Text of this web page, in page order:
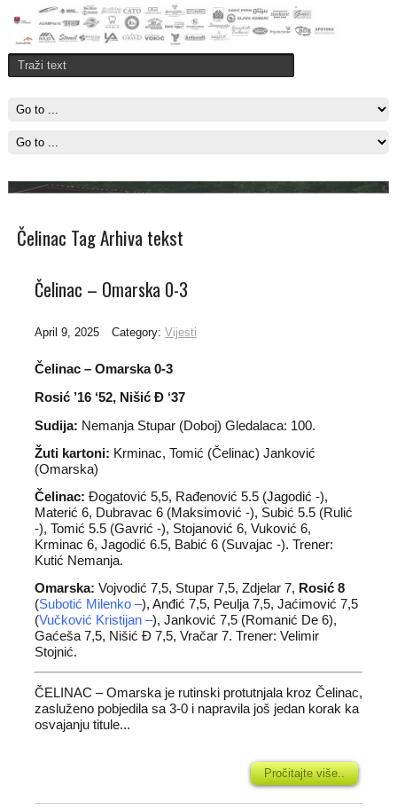
Titula
u Regionalnoj ligi zapad
Čelinac Tag Arhiva tekst
Čelinac – Omarska 0-3
April 9, 2025 Category: Vijesti
Čelinac – Omarska 0-3
Rosić ’16 ‘52, Nišić Đ ‘37
Sudija: Nemanja Stupar (Doboj) Gledalaca: 100.
Žuti kartoni: Krminac, Tomić (Čelinac) Janković
(Omarska)
Čelinac: Đogatović 5,5, Rađenović 5.5 (Jagodić -),
Materić 6, Dubravac 6 (Maksimović -), Subić 5.5 (Rulić
-), Tomić 5.5 (Gavrić -), Stojanović 6, Vuković 6,
Krminac 6, Jagodić 6.5, Babić 6 (Suvajac -). Trener:
Kutić Nemanja.
Omarska: Vojvodić 7,5, Stupar 7,5, Zdjelar 7, Rosić 8
(Subotić Milenko –), Anđić 7,5, Peulja 7,5, Jaćimović 7,5
(Vučković Kristijan –), Janković 7,5 (Romanić De 6),
Gaćeša 7,5, Nišić Đ 7,5, Vračar 7. Trener: Velimir
Stojnić.
ČELINAC – Omarska je rutinski protutnjala kroz Čelinac,
zasluženo pobjedila sa 3-0 i napravila još jedan korak ka
osvajanju titule...
Pročitajte više..